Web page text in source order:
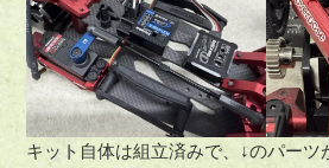
キット自体は組立済みで、↓のパーツ